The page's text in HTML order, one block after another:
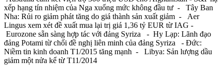
xếp hạng tín nhiệm của Nga xuống mức không đầu tư - Tây Ban
Nha: Rủi ro giảm phát tăng do giá thành sản xuất giảm - Aer
Lingus xem xét đề xuất mua lại trị giá 1,36 tỷ EUR từ IAG -
Eurozone sẵn sàng hợp tác với đảng Syriza - Hy Lạp: Lãnh đạo
đảng Potami từ chối đề nghị liên minh của đảng Syriza - Đức:
Niềm tin kinh doanh T1/2015 tăng mạnh - Libya: Sản lượng dầu
giảm một nửa kể từ T11/2014